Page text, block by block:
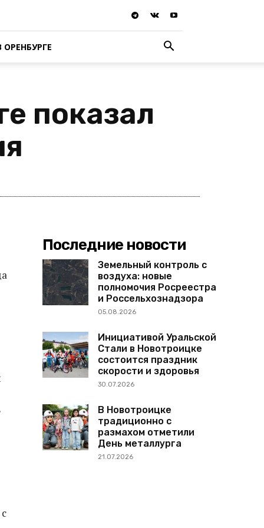
ОРЕНБУРГЕ
показал
Последние новости
Земельный контроль с
воздуха: новые
полномочия Росреестра
и Россельхознадзора
05.08.2026
Инициативой Уральской
Стали в Новотроицке
состоится праздник
скорости и здоровья
30.07.2026
В Новотроицке
традиционно с
размахом отметили
День металлурга
21.07.2026